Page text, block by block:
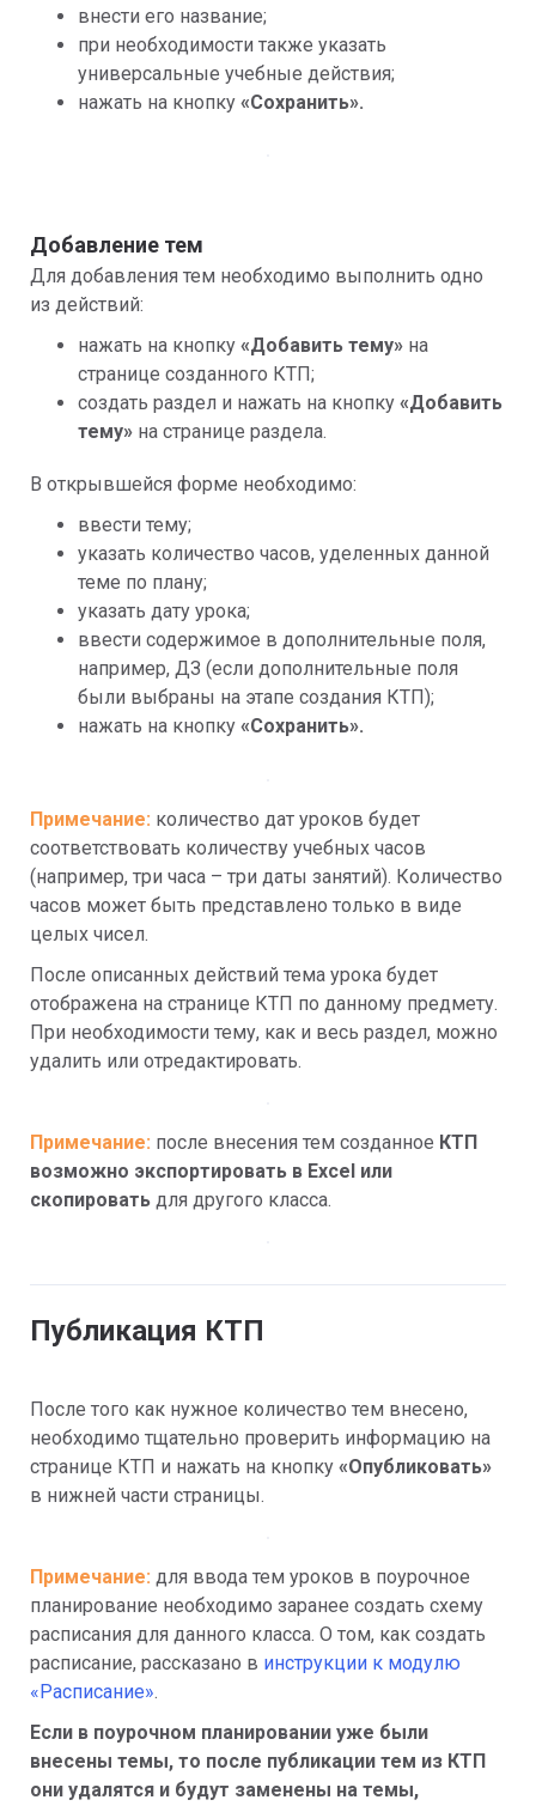
внести его название;
при необходимости также указать
универсальные учебные действия;
нажать на кнопку «Сохранить».
Добавление тем
Для добавления тем необходимо выполнить одно
из действий:
нажать на кнопку «Добавить тему» на
странице созданного КТП;
создать раздел и нажать на кнопку «Добавить
тему» на странице раздела.
В открывшейся форме необходимо:
ввести тему;
указать количество часов, уделенных данной
теме по плану;
указать дату урока;
ввести содержимое в дополнительные поля,
например, ДЗ (если дополнительные поля
были выбраны на этапе создания КТП);
нажать на кнопку «Сохранить».
Примечание: количество дат уроков будет
соответствовать количеству учебных часов
(например, три часа – три даты занятий). Количество
часов может быть представлено только в виде
целых чисел.
После описанных действий тема урока будет
отображена на странице КТП по данному предмету.
При необходимости тему, как и весь раздел, можно
удалить или отредактировать.
Примечание: после внесения тем созданное КТП
возможно экспортировать в Excel или
скопировать для другого класса.
Публикация КТП
После того как нужное количество тем внесено,
необходимо тщательно проверить информацию на
странице КТП и нажать на кнопку
в нижней части страницы.
Примечание: для ввода тем уроков в поурочное
планирование необходимо заранее создать схему
расписания для данного класса. О том, как создать
расписание, рассказано в инструкции к модулю
«Расписание».
Если в поурочном планировании уже были
внесены темы, то после публикации тем из КТП
они удалятся и будут заменены на темы,